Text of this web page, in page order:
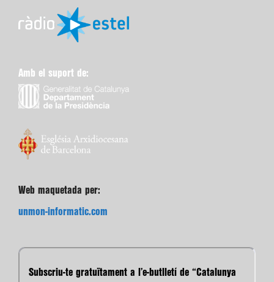
Amb el suport de:
Web maquetada per:
unmon-informatic.com
Subscriu-te gratuïtament a l’e-butlletí de “Catalunya